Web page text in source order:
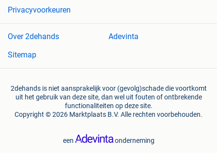
Privacyvoorkeuren
Over 2dehands
Adevinta
Sitemap
2dehands is niet aansprakelijk voor (gevolg)schade die voortkomt
uit het gebruik van deze site, dan wel uit fouten of ontbrekende
functionaliteiten op deze site.
Copyright © 2026 Marktplaats B.V. Alle rechten voorbehouden.
een onderneming